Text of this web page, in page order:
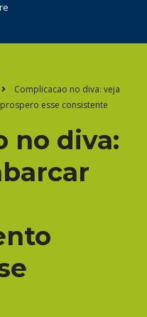
Complicacao no diva: veja
esse consistente
no diva: